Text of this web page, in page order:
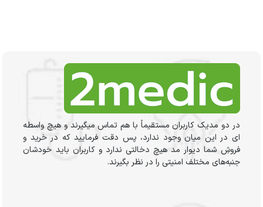
در دو مدیک کاربران مستقیماً با هم تماس میگیرند و هیچ واسطه
ای در این میان وجود ندارد، پس دقت فرمایید که در خرید و
فروشِ شما دیوار مد هیچ دخالتی ندارد و کاربران باید خودشان
جنبه‌های مختلف امنیتی را در نظر بگیرند.